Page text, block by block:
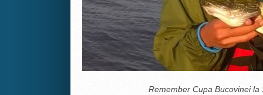
Remember Cupa Bucovinei